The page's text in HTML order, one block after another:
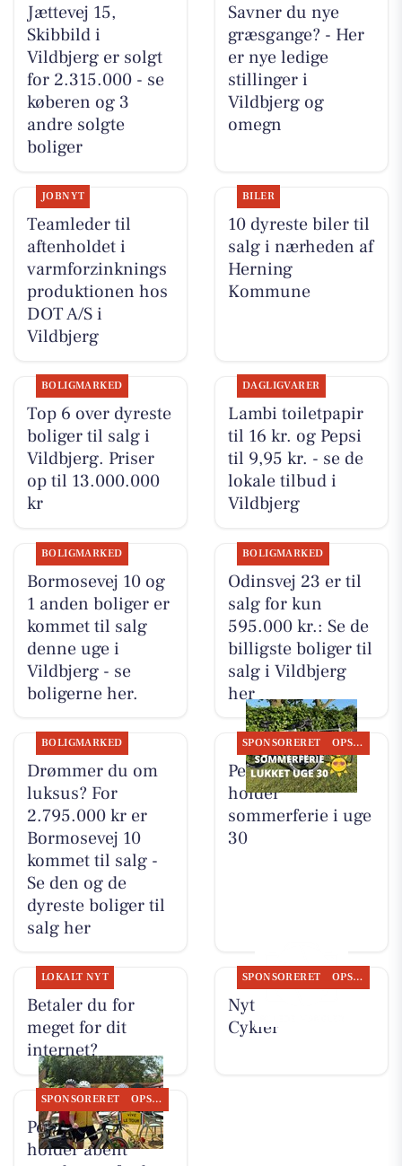
Jættevej 15,
Skibbild i
Vildbjerg er solgt
for 2.315.000 - se
køberen og 3
andre solgte
boliger
Savner du nye
græsgange? - Her
er nye ledige
stillinger i
Vildbjerg og
omegn
JOBNYT
Teamleder til
aftenholdet i
varmforzinknings
produktionen hos
DOT A/S i
Vildbjerg
BILER
10 dyreste biler til
salg i nærheden af
Herning
Kommune
BOLIGMARKED
Top 6 over dyreste
boliger til salg i
Vildbjerg. Priser
op til 13.000.000
kr
DAGLIGVARER
Lambi toiletpapir
til 16 kr. og Pepsi
til 9,95 kr. - se de
lokale tilbud i
Vildbjerg
BOLIGMARKED
Bormosevej 10 og
1 anden boliger er
kommet til salg
denne uge i
Vildbjerg - se
boligerne her.
BOLIGMARKED
Odinsvej 23 er til
salg for kun
595.000 kr.: Se de
billigste boliger til
salg i Vildbjerg
her
BOLIGMARKED
Drømmer du om
luksus? For
2.795.000 kr er
Bormosevej 10
kommet til salg -
Se den og de
dyreste boliger til
salg her
SPONSORERET OPSLAGSTAVLEN
Per P. Cykler
holder
sommerferie i uge
30
LOKALT NYT
Betaler du for
meget for dit
internet?
SPONSORERET OPSLAGSTAVLEN
Nyt fra Per P.
Cykler
SPONSORERET OPSLAGSTAVLEN
Per P. Cykler
holder åbent